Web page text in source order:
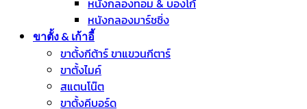
หนังกลองทอม & บองโก้
หนังกลองมาร์ชชิ่ง
ขาตั้ง & เก้าอี้
ขาตั้งกีต้าร์ ขาแขวนกีตาร์
ขาตั้งไมค์
สแตนโน๊ต
ขาตั้งคีบอร์ด